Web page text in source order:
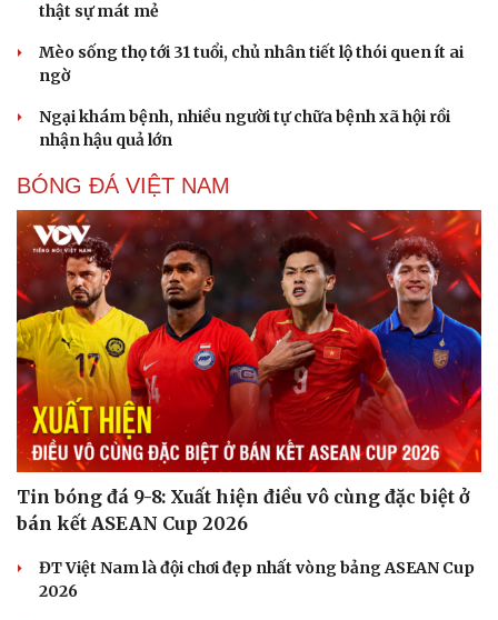
Sức khỏe
Dinh dưỡng - món ngon
Cây thuốc
Nhi khoa
Nam khoa
Đời sống
Nhà đẹp
thật sự mát mẻ
Mèo sống thọ tới 31 tuổi, chủ nhân tiết lộ thói quen ít ai
ngờ
Ngại khám bệnh, nhiều người tự chữa bệnh xã hội rồi
nhận hậu quả lớn
BÓNG ĐÁ VIỆT NAM
Tin bóng đá 9-8: Xuất hiện điều vô cùng đặc biệt ở
bán kết ASEAN Cup 2026
ĐT Việt Nam là đội chơi đẹp nhất vòng bảng ASEAN Cup
2026